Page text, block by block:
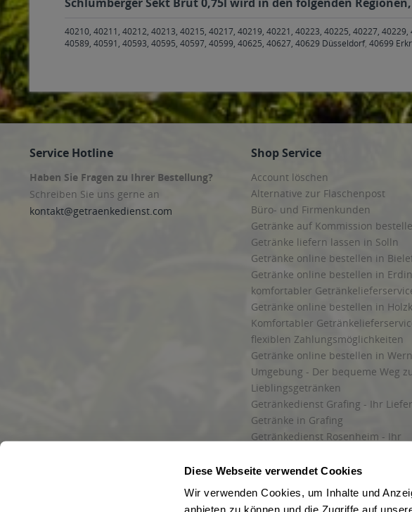
Diese Webseite verwendet Cookies
Wir verwenden Cookies, um Inhalte und
anbieten zu können und die Zugriffe auf
40210, 40211, 40212, 40213, 40215, 40217, 40219, 40221, 40223, 40225, 40227,
40589, 40591, 40593, 40595, 40597, 40599, 40625, 40627, 40629 Düsseldorf, 40699
Service Hotline
Haben Sie Fragen zu Ihrer Bestellung?
Schreiben Sie uns gerne an
kontakt@getraenkedienst.com
Shop Service
Account löschen
Alternative zur Flaschenpost
Büro- und Firmenkunden
Getränke auf Kommission
Getränke liefern lassen in Solln
Getränke online bestellen in
Getränke online bestellen in
komfortabler
Getränke online bestellen in
Komfortabler
flexiblen Zahlungsmöglichkeiten
Getränke online bestellen in
Umgebung - Der bequeme Weg
Lieblingsgetränken
Getränkedienst Grafing - Ihr
Getränke in Grafing
Getränkedienst Rosenheim - Ihr
und Umgebung
Liefergebiet